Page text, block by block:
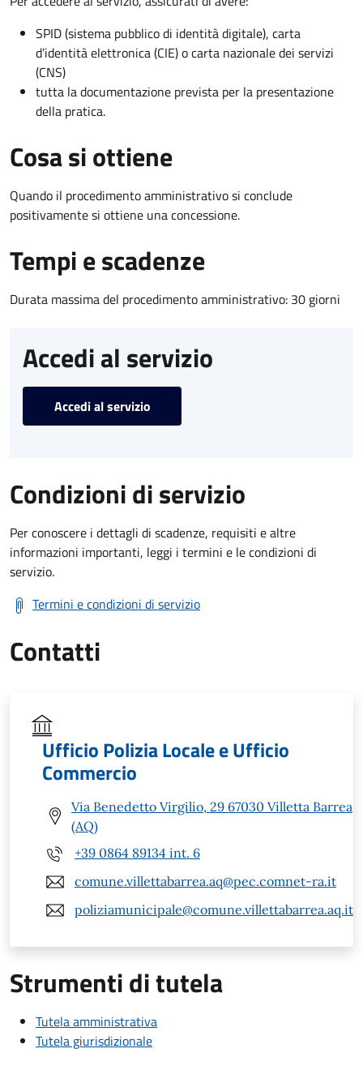
SPID (sistema pubblico di identità digitale), carta
d’identità elettronica (CIE) o carta nazionale dei servizi
(CNS)
tutta la documentazione prevista per la presentazione
della pratica.
Cosa si ottiene
Quando il procedimento amministrativo si conclude
positivamente si ottiene una concessione.
Tempi e scadenze
Durata massima del procedimento amministrativo: 30 giorni
Accedi al servizio
Accedi al servizio
Condizioni di servizio
Per conoscere i dettagli di scadenze, requisiti e altre
informazioni importanti, leggi i termini e le condizioni di
servizio.
Termini e condizioni di servizio
Contatti
Ufficio Polizia Locale e Ufficio
Commercio
Via Benedetto Virgilio, 29 67030 Villetta Barrea
(AQ)
+39 0864 89134 int. 6
comune.villettabarrea.aq@pec.comnet-ra.it
poliziamunicipale@comune.villettabarrea.aq.it
Strumenti di tutela
Tutela amministrativa
Tutela giurisdizionale